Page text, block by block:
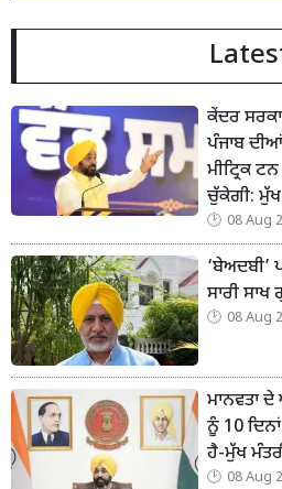
ਕੇਂਦਰ
ਪੰਜਾਬ
ਮੀਟ੍ਰਿਕ
ਚੁੱਕੇਗੀ:
08 Aug
‘ਬੇਅਦਬੀ’
ਸਾਰੀ
08 Aug
ਮਾਨਵਤਾ
ਨੂੰ 10
ਹੈ-ਮੁੱਖ
08 Aug